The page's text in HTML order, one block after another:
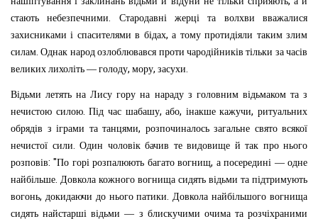
стають
небезпечними. Стародавні жерці та волхви
вважалися
захисниками і спасителями в бідах,а тому протидіяли таким злим
силам.Однак народ озлоблювався проти чародійників тільки за часів
великих лихоліть — голоду, мору, засухи.
Відьми летять на Лису гору на нараду з головним відьмаком та з
нечистою силою.Під час шабашу,або, інакше кажучи, ритуальних
обрядів з іграми та танцями, розпочиналось загальне свято всякої
нечистої сили. Один чоловік бачив те видовище й так про нього
розповів: "По горі розпалюють багато вогнищ, а посередині — одне
найбільше. Довкола кожного вогнища сидять відьми та підтримують
вогонь, докидаючи до нього патики.Довкола найбільшого вогнища
сидять найстарші відьми — з блискучими очима та розчіхраними